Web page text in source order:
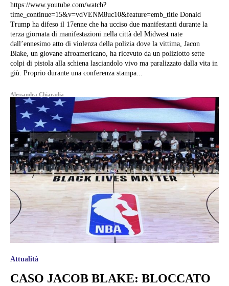
https://www.youtube.com/watch?
time_continue=15&v=vdVENM8uc10&feature=emb_title Donald
Trump ha difeso il 17enne che ha ucciso due manifestanti durante la
terza giornata di manifestazioni nella città del Midwest nate
dall’ennesimo atto di violenza della polizia dove la vittima, Jacon
Blake, un giovane afroamericano, ha ricevuto da un poliziotto sette
colpi di pistola alla schiena lasciandolo vivo ma paralizzato dalla vita in
giù. Proprio durante una conferenza stampa...
Alessandra Chiaradia
Attualità
CASO JACOB BLAKE: BLOCCATO